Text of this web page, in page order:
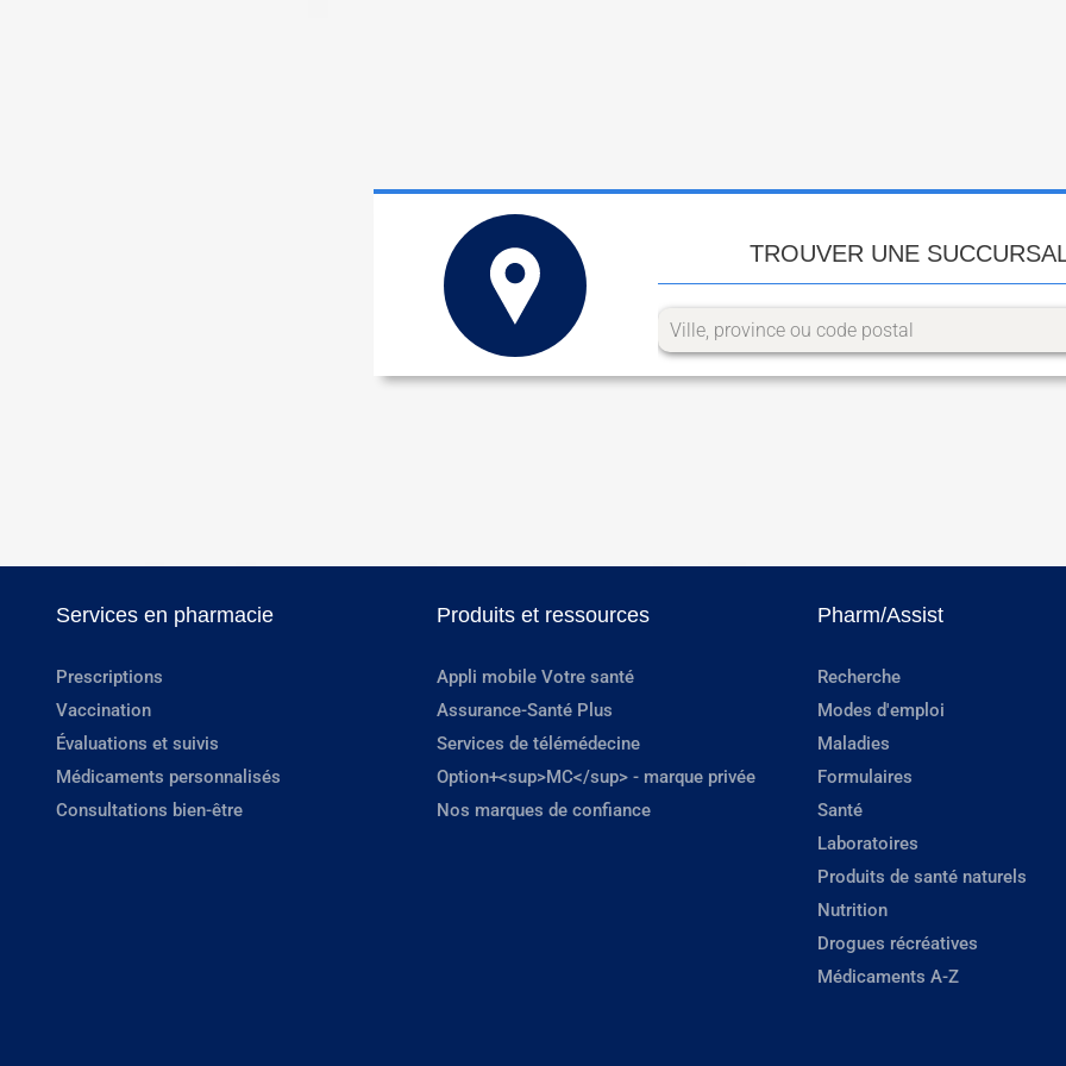
TROUVER UNE
Services en pharmacie
Prescriptions
Vaccination
Évaluations et suivis
Médicaments personnalisés
Consultations bien-être
Produits et ressources
Appli mobile Votre santé
Assurance-Santé Plus
Services de télémédecine
Option+<sup>MC</sup> - marque privée
Nos marques de confiance
Pharm/Assist
Recherche
Modes d'emploi
Maladies
Formulaires
Santé
Laboratoires
Produits de santé naturels
Nutrition
Drogues récréatives
Médicaments A-Z